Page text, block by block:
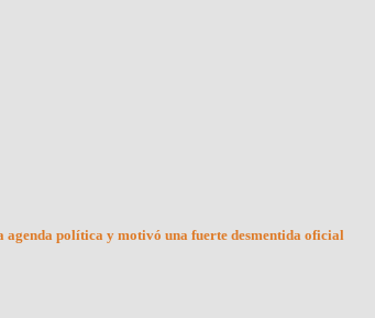
agenda política y motivó una fuerte desmentida oficial